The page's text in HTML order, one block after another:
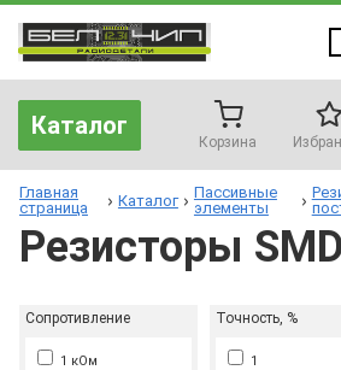
Каталог
Корзина
Главная
страница
Каталог
Пассивные
элементы
Резисторы
Сопротивление
1 кОм
Точность, %
1